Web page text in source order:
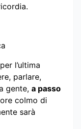
l’ultima
parlare,
gente, a passo
colmo di
sarà